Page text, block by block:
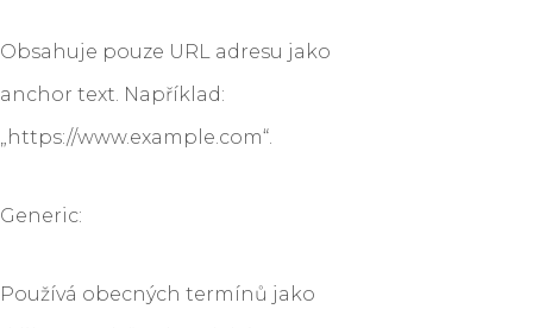
Obsahuje pouze URL adresu jako
anchor text. Například:
„https://www.example.com“.
Generic:
Používá obecných termínů jako